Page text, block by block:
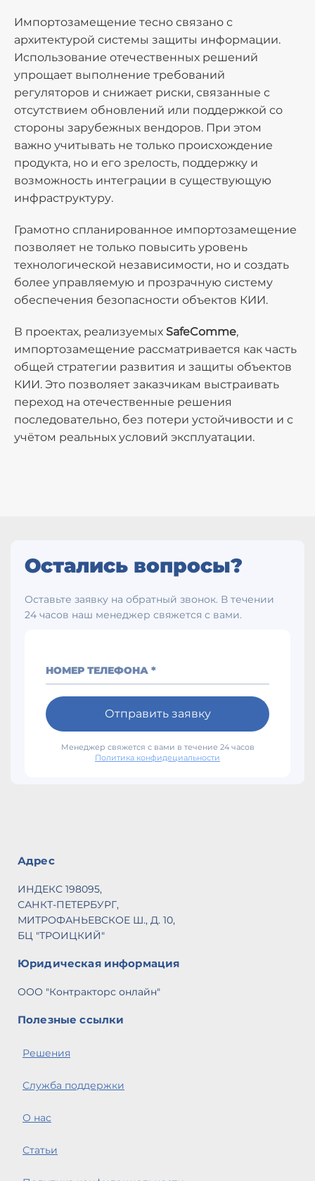
Импортозамещение тесно связано с
архитектурой системы защиты информации.
Использование отечественных решений
упрощает выполнение требований
регуляторов и снижает риски, связанные с
отсутствием обновлений или поддержкой со
стороны зарубежных вендоров. При этом
важно учитывать не только происхождение
продукта, но и его зрелость, поддержку и
возможность интеграции в существующую
инфраструктуру.
Грамотно спланированное импортозамещение
позволяет не только повысить уровень
технологической независимости, но и создать
более управляемую и прозрачную систему
обеспечения безопасности объектов КИИ.
В проектах, реализуемых SafeComme,
импортозамещение рассматривается как часть
общей стратегии развития и защиты объектов
КИИ. Это позволяет заказчикам выстраивать
переход на отечественные решения
последовательно, без потери устойчивости и с
учётом реальных условий эксплуатации.
Остались вопросы?
Оставьте заявку на обратный звонок. В течении
24 часов наш менеджер свяжется с вами.
НОМЕР ТЕЛЕФОНА *
Отправить заявку
Менеджер свяжется с вами в течение 24 часов
Политика конфидециальности
Адрес
ИНДЕКС 198095,
САНКТ-ПЕТЕРБУРГ,
МИТРОФАНЬЕВСКОЕ Ш., Д. 10,
БЦ "ТРОИЦКИЙ"
Юридическая информация
ООО "Контракторс онлайн"
Полезные ссылки
Решения
Служба поддержки
О нас
Статьи